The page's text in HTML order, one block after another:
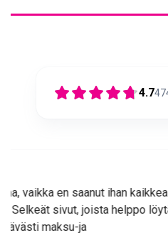
4.7
Nettisivuilta löytyi hyviä
prinsessan juhlaan 😊